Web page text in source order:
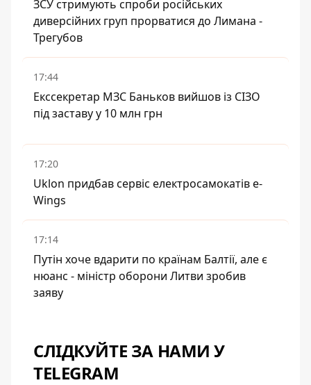
ЗСУ стримують спроби російських
диверсійних груп прорватися до Лимана -
Трегубов
17:44
Екссекретар МЗС Баньков вийшов із СІЗО
під заставу у 10 млн грн
17:20
Uklon придбав сервіс електросамокатів e-
Wings
17:14
Путін хоче вдарити по країнам Балтії, але є
нюанс - міністр оборони Литви зробив
заяву
СЛІДКУЙТЕ ЗА НАМИ У
TELEGRAM